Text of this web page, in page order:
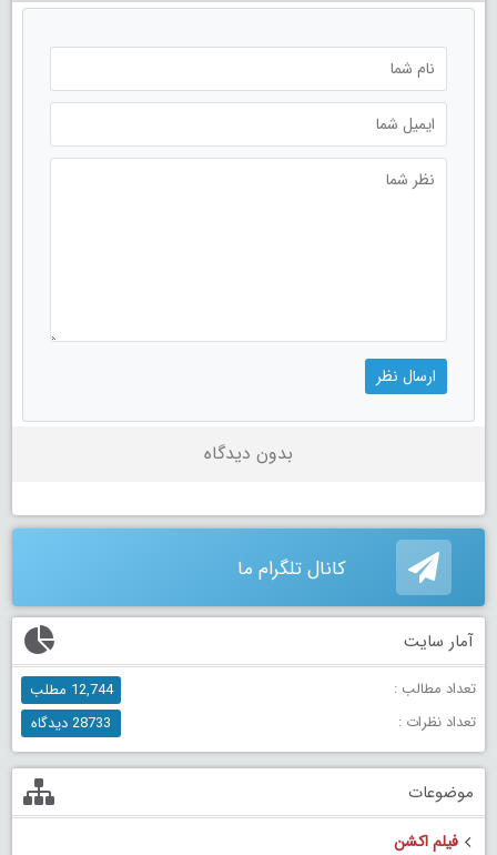
بدون دیدگاه
کانال تلگرام ما
آمار سایت
تعداد مطالب :
12,744 مطلب
تعداد نظرات :
28733 دیدگاه
موضوعات
فیلم اکشن